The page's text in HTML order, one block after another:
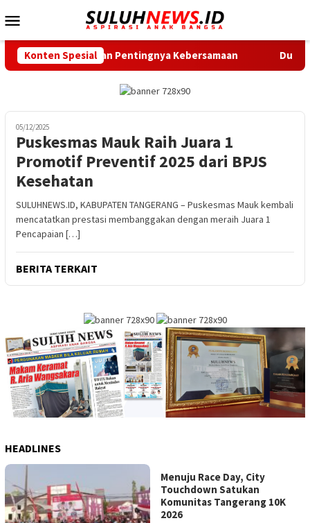
ke
Mobile
Konten Spesial
Ingatkan Pentingnya Kebersamaan Dukung Gerak
05/12/2025
Puskesmas Mauk Raih Juara 1
Promotif Preventif 2025 dari BPJS
Kesehatan
SULUHNEWS.ID, KABUPATEN TANGERANG – Puskesmas Mauk kembali
mencatatkan prestasi membanggakan dengan meraih Juara 1
Pencapaian […]
BERITA TERKAIT
HEADLINES
Menuju Race Day, City
Touchdown Satukan
Komunitas Tangerang 10K
2026